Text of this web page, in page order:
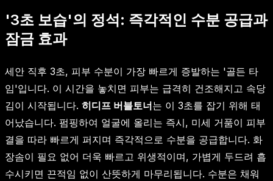
'3초 보습'의 정석: 즉각적인 수분 공급과
잠금 효과
세안 직후 3초, 피부 수분이 가장 빠르게 증발하는 '골든 타
임'입니다. 이 시간을 놓치면 피부는 급격히 건조해지고 속당
김이 시작됩니다. 히디프 버블토너는 이 3초를 잡기 위해 태
어났습니다. 펌핑하여 얼굴에 올리는 즉시, 미세 거품이 피부
결을 따라 빠르게 퍼지며 즉각적으로 수분을 공급합니다. 화
장솜이 필요 없어 더욱 빠르고 위생적이며, 가볍게 두드려 흡
수시키면 끈적임 없이 산뜻하게 마무리됩니다. 수분은 채워